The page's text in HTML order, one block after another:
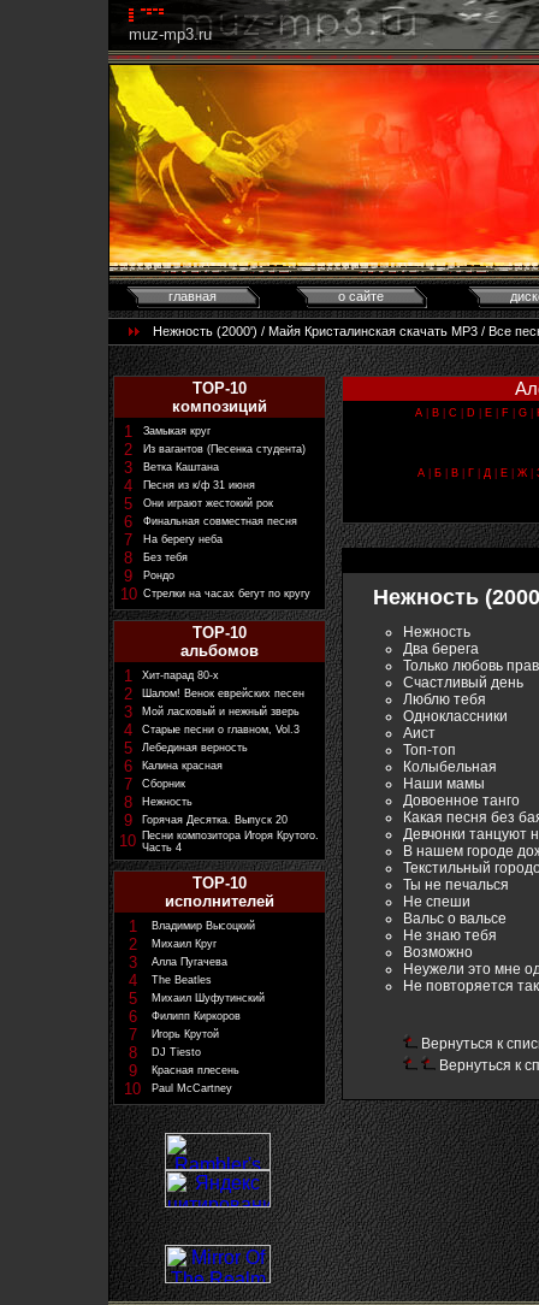
muz-mp3.ru
главная о сайте
Нежность (2000') / Майя Кристалинская скачать MP3 / Все
TOP-10
композиций
1
Замыкая круг
2 Из вагантов (Песенка студента)
3 Ветка Каштана
4 Песня из к/ф 31 июня
5 Они играют жестокий рок
6 Финальная совместная песня
7 На берегу неба
8 Без тебя
9 Рондо
10 Стрелки на часах бегут по кругу
TOP-10
альбомов
1
Хит-парад 80-х
2 Шалом! Венок еврейских песен
3 Мой ласковый и нежный зверь
4 Старые песни о главном, Vol.3
5 Лебединая верность
6 Калина красная
7 Сборник
8 Нежность
9 Горячая Десятка. Выпуск 20
10 Песни композитора Игоря Крутого.
Часть 4
TOP-10
исполнителей
1
Владимир Высоцкий
2 Михаил Круг
3 Алла Пугачева
4 The Beatles
5 Михаил Шуфутинский
6 Филипп Киркоров
7 Игорь Крутой
8 DJ Tiesto
9 Красная плесень
10 Paul McCartney
A B C D E F G
А| Б| В| Г| Д| Е| Ж|
Нежность
Нежность
Два берега
Только любовь
Счастливый день
Люблю тебя
Одноклассники
Аист
Топ-топ
Колыбельная
Наши мамы
Довоенное танго
Какая песня без
Девчонки танцуют
В нашем городе
Текстильный
Ты не печалься
Не спеши
Вальс о вальсе
Не знаю тебя
Возможно
Неужели это мне
Не повторяется
Вернуться к
Вернуться к